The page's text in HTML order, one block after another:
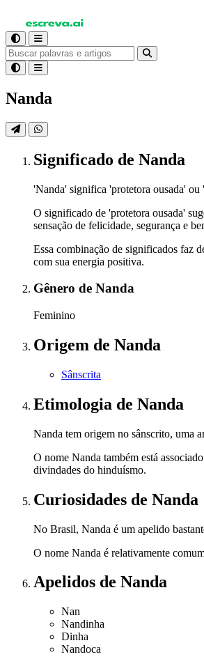
Nanda
Significado de Nanda
'Nanda' significa 'protetora ousada' ou
O significado de 'protetora ousada'
sensação de felicidade, segurança e
Essa combinação de significados faz
com sua energia positiva.
Gênero de Nanda
Feminino
Origem de Nanda
Sânscrita
Etimologia de Nanda
Nanda tem origem no sânscrito, uma
O nome Nanda também está
divindades do hinduísmo.
Curiosidades de Nanda
No Brasil, Nanda é um apelido
O nome Nanda é relativamente
Apelidos de Nanda
Nan
Nandinha
Dinha
Nandoca